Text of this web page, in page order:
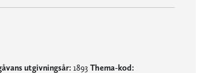
utgivningsår: 1893 Thema-kod: